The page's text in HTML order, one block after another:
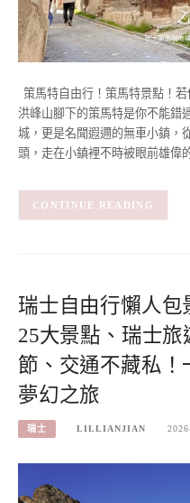
策馬特自由行！策馬特景點！
洪峰山腳下的策馬特是你不能錯
城，更是名聞遐邇的無車小鎮，
頭，走在小鎮裡不時被眼前雄偉
CONTINUE READING
瑞士自由行懶人包
25大景點、瑞士
節、交通不藏私
夢幻之旅
瑞士 LILLIANJIAN